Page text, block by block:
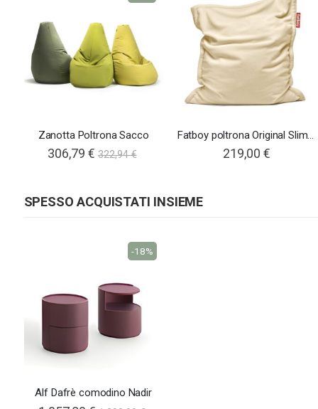
Zanotta Poltrona Sacco
306,79 € 322,94 €
Fatboy poltrona Original Slim Teddy
219,00 €
SPESSO ACQUISTATI INSIEME
Alf Dafrè comodino Nadir
-18%